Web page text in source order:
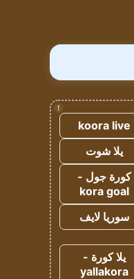
!
koora live
يلا شوت
كورة جول -
kora goal
سوريا لايف
يلا كورة -
yallakora